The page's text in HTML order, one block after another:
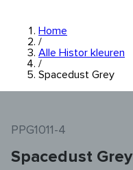
Home
/
Alle Histor kleuren
/
Spacedust Grey
PPG1011-4
Spacedust Grey